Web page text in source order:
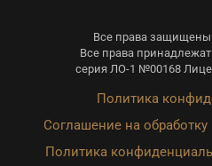
Все права защищены
Все права
серия ЛО-1 №00168
Политика
Соглашение на
Политика